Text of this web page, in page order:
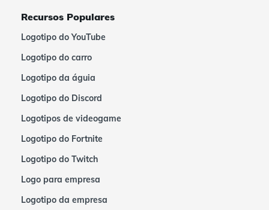
Recursos Populares
Logotipo do YouTube
Logotipo do carro
Logotipo da águia
Logotipo do Discord
Logotipos de videogame
Logotipo do Fortnite
Logotipo do Twitch
Logo para empresa
Logotipo da empresa